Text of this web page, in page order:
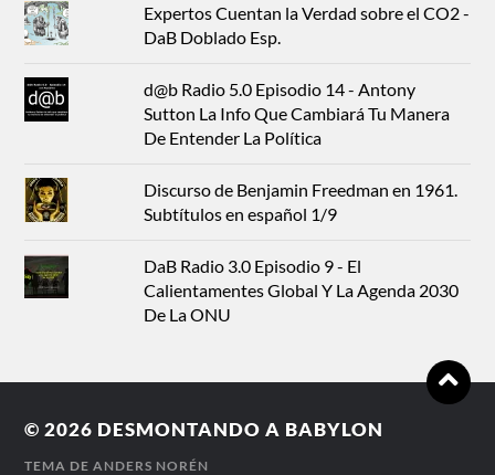
Expertos Cuentan la Verdad sobre el CO2 -
DaB Doblado Esp.
d@b Radio 5.0 Episodio 14 - Antony
Sutton La Info Que Cambiará Tu Manera
De Entender La Política
Discurso de Benjamin Freedman en 1961.
Subtítulos en español 1/9
DaB Radio 3.0 Episodio 9 - El
Calientamentes Global Y La Agenda 2030
De La ONU
© 2026 DESMONTANDO A BABYLON
TEMA DEANDERS NORÉN